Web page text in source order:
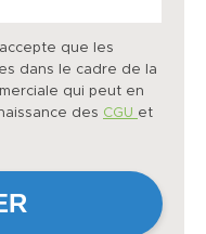
que les
dans le cadre de la
qui peut en
des CGU et